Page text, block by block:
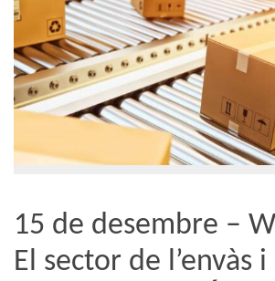
15 de desembre –
El sector de l’envàs i